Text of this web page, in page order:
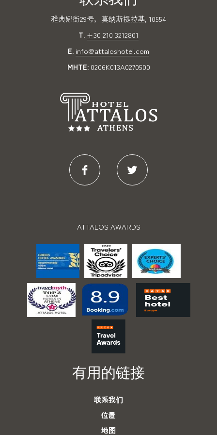
雅典娜街29号，莫纳斯提拉基, 10554
T. +30 210 3212801
E. info@attaloshotel.com
MHTE: 0206K013A0270500
ATTALOS AWARDS
有用的链接
联系我们
位置
地图